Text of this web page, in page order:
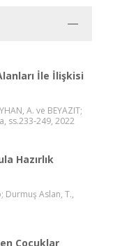
İle İlişkisi
A. ve BEYAZIT;
ss.233-249, 2022
Hazırlık
Durmuş Aslan, T.,
Çocuklar